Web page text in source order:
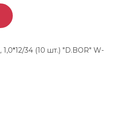
34 (10 шт.) "D.BOR" W-